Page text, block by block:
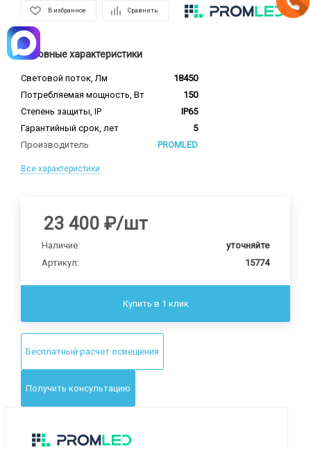
В избранное Сравнить
Основные характеристики
Световой поток, Лм
18450
Потребляемая мощность, Вт
150
Степень защиты, IP
IP65
Гарантийный срок, лет
5
Производитель
PROMLED
Все характеристики
23 400 ₽/шт
Наличие:
уточняйте
Артикул:
15774
Купить в 1 клик
Бесплатный расчет освещения
Получить консультацию